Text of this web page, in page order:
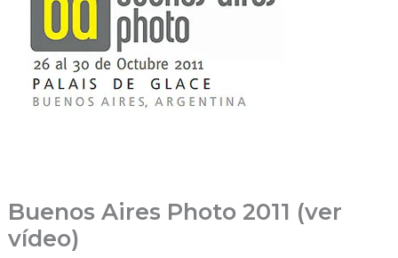
Buenos Aires Photo 2011 (ver
vídeo)